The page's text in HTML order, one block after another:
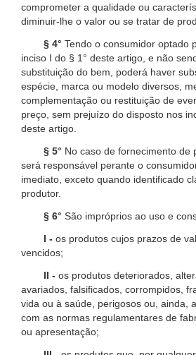
comprometer a qualidade ou
diminuir-lhe o valor ou se tratar de
§ 4° Tendo o consumidor optado
inciso I do § 1° deste artigo, e não
substituição do bem, poderá haver
espécie, marca ou modelo diversos,
complementação ou restituição de
preço, sem prejuízo do disposto nos
deste artigo.
§ 5° No caso de fornecimento de
será responsável perante o
imediato, exceto quando identificado
produtor.
§ 6° São impróprios ao uso e
I - os produtos cujos prazos de
vencidos;
II - os produtos deteriorados,
avariados, falsificados, corrompidos,
vida ou à saúde, perigosos ou, ainda,
com as normas regulamentares de
ou apresentação;